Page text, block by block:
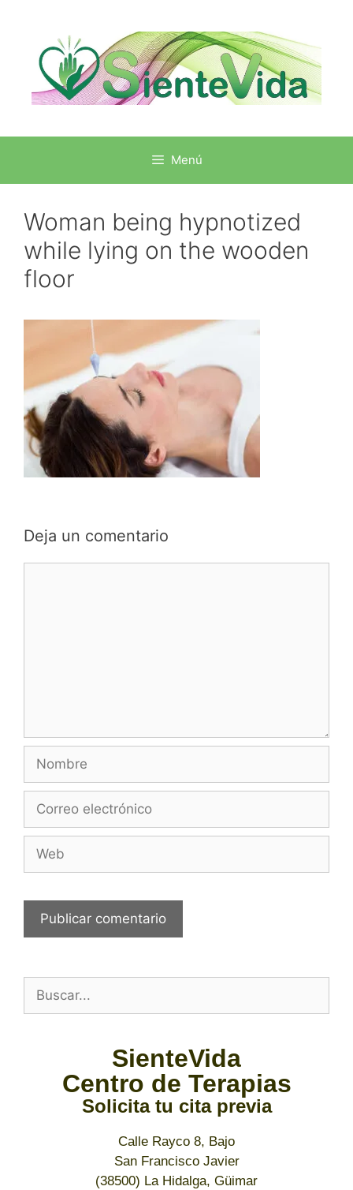
Menú
Woman being hypnotized
while lying on the wooden
floor
Deja un comentario
SienteVida
Centro de Terapias
Solicita tu cita previa
Calle Rayco 8, Bajo
San Francisco Javier
(38500) La Hidalga, Güimar